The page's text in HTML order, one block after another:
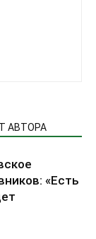
АВТОРА
«Есть